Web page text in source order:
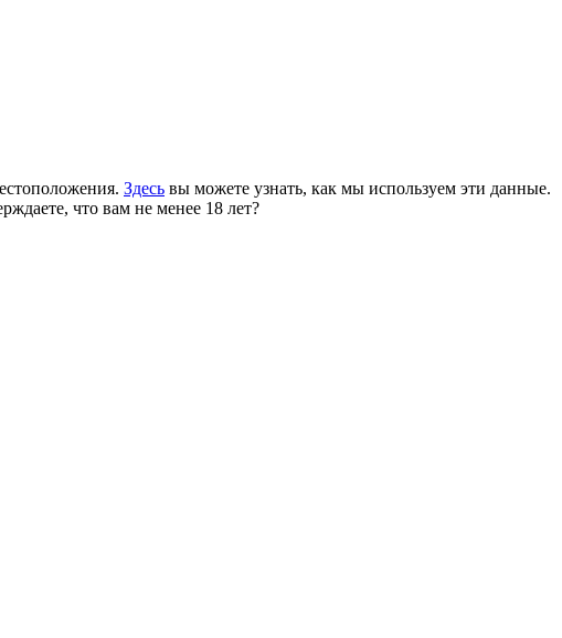
Здесь вы можете узнать, как мы используем эти данные.
что вам не менее 18 лет?